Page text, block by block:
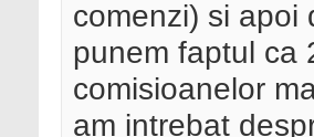
comenzi) si apoi
punem faptul ca
comisioanelor
am intrebat